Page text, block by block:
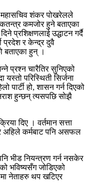
महासचिव शंकर पोखरेलले
कमजोर हुने बताएका
प्रशिक्षणलाई उद्धाटन गर्दै
प्रदेश र केन्द्र दुवै
बताएका हुन् ।
प्रश्न चारैतिर सुनिएको
परिस्थिती सिर्जना
पार्टी हो, शासन गर्न दिएको
हुन्छन् त्यसपछि सोझै
दिए । वर्तमान सत्ता
अहिले कर्मबाट पनि असफल
भीड नियन्त्रण गर्न नसकेर
भविष्यसँग जोडिएको
नेताहरु थप खटिएर